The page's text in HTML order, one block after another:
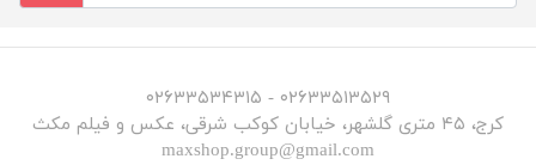
۰۲۶۳۳۵۱۳۵۲۹ - ۰۲۶۳۳۵۳۴۳۱۵
کرج، ۴۵ متری گلشهر، خیابان کوکب شرقی، عکس و فیلم مکث
maxshop.group@gmail.com